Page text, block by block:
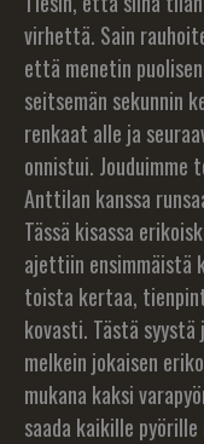
virhettä. Sain
että menetin
seitsemän sekunnin
renkaat alle ja
onnistui. Jouduimme
Anttilan kanssa
Tässä kisassa
ajettiin ensimmäistä
toista kertaa,
kovasti. Tästä syystä
melkein jokaisen
mukana kaksi
saada kaikille